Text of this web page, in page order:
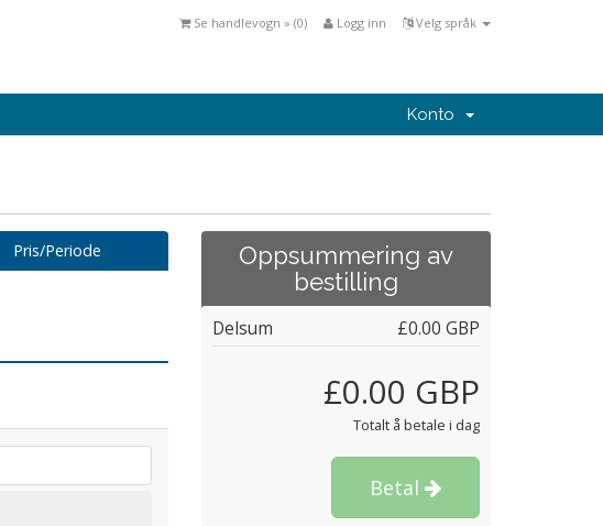
Velg språk
Logg inn
Se handlevogn » (0)
Konto
Pris/Periode
Oppsummering av
bestilling
Delsum £0.00 GBP
£0.00 GBP
Totalt å betale i dag
Betal